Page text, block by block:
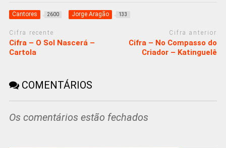
Cantores 2600 Jorge Aragão 133
Cifra recente
Cifra – O Sol Nascerá –
Cartola
Cifra anterior
Cifra – No Compasso do
Criador – Katinguelê
COMENTÁRIOS
Os comentários estão fechados